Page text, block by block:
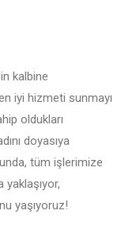
kalbine
iyi hizmeti sunmayı
oldukları
doyasıya
tüm işlerimize
yaşıyoruz!